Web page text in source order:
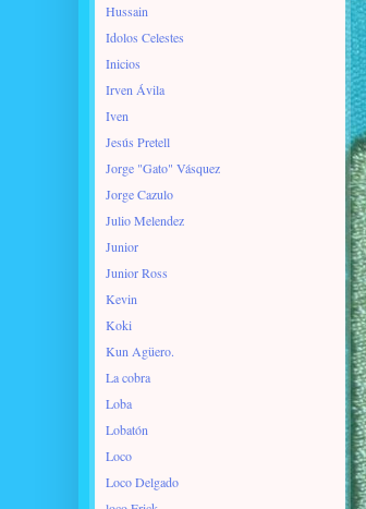
Hussain
Idolos Celestes
Inicios
Irven Ávila
Iven
Jesús Pretell
Jorge "Gato" Vásquez
Jorge Cazulo
Julio Melendez
Junior
Junior Ross
Kevin
Koki
Kun Agüero.
La cobra
Loba
Lobatón
Loco
Loco Delgado